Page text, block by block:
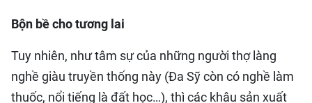
Bộn bề cho tương lai
Tuy nhiên, như tâm sự của những người thợ làng
nghề giàu truyền thống này (Đa Sỹ còn có nghề làm
thuốc, nổi tiếng là đất học…), thì các khâu sản xuất